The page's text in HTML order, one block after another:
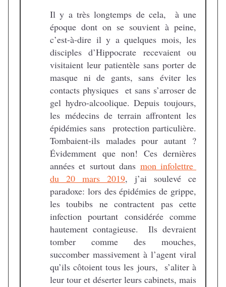
Il y a très longtemps de cela, à une
époque dont on se souvient à peine,
c’est-à-dire il y a quelques mois, les
disciples d’Hippocrate recevaient ou
visitaient leur patientèle sans porter de
masque ni de gants, sans éviter les
contacts physiques et sans s’arroser de
gel hydro-alcoolique. Depuis toujours,
les médecins de terrain affrontent les
épidémies sans protection particulière.
Tombaient-ils malades pour autant ?
Évidemment que non! Ces dernières
années et surtout dans mon infolettre
du 20 mars 2019, j’ai soulevé ce
paradoxe: lors des épidémies de grippe,
les toubibs ne contractent pas cette
infection pourtant considérée comme
hautement contagieuse. Ils devraient
tomber comme des mouches,
succomber massivement à l’agent viral
qu’ils côtoient tous les jours, s’aliter à
leur tour et déserter leurs cabinets, mais